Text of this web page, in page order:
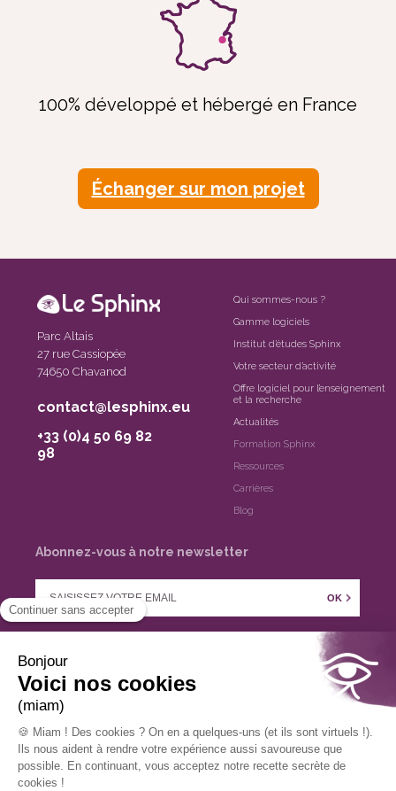
100% développé et hébergé en France
Échanger sur mon projet
Parc Altais
27 rue Cassiopée
74650 Chavanod
contact@lesphinx.eu
+33 (0)4 50 69 82
98
Qui sommes-nous ?
Gamme logiciels
Institut d’études Sphinx
Votre secteur d’activité
Offre logiciel pour l’enseignement
et la recherche
Actualités
Formation Sphinx
Ressources
Carrières
Blog
Abonnez-vous à notre newsletter
OK
Nous suivre sur
Cookies
Mentions légales
Politique de confidentialité
Plan du site